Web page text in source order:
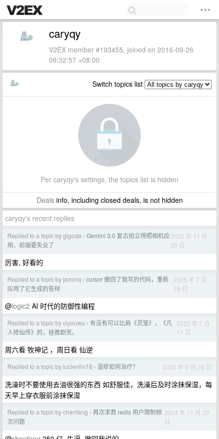
caryqy
V2EX member #193455, joined on 2016-09-26
09:32:57 +08:00
Switch topics list
Per caryqy's settings, the topics list is hidden
Dealsinfo, including closed deals, is not hidden
caryqy's recent replies
Replied to a topic by gigode › Gemini 3.0 复古拍立得照相机应
用，前端要失业了
2025 年 11 月
20 日
厉害, 好看的
Replied to a topic by jaminq › cursor 撤回了我写的代码，重新
应用了它生成的答辩
2025 年 7 月
18 日
@logic2 AI 时代的防御性编程
Replied to a topic by ciyouwu › 有没有可以比肩《灵笼》，《凡
人修仙传》的，拯救剧荒。
2025 年 7 月
11 日
周六看 牧神记 ，周日看 仙逆
Replied to a topic by lucienlin18 › 湿疹如何治疗？ 2025 年 5 月 28 日
洗澡时不要使用去油很强的东西 如舒服佳，洗澡后及时涂抹保湿，每
天早上穿衣服前涂抹保湿
Replied to a topic by chenfang › 再次求救 redis 用户限制频
次问题
2024 年 11 月 20
日